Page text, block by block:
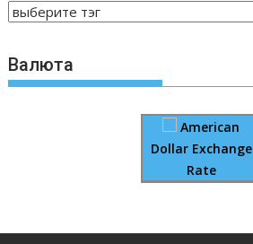
Валюта
American
Dollar Exchange
Rate